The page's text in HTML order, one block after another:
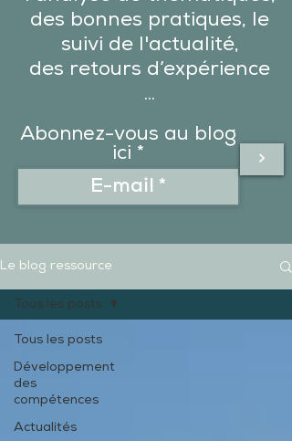
des bonnes pratiques, le
suivi de l'actualité,
des retours d’expérience
...
Abonnez-vous au blog
ici
>
Le blog ressource
Tous les posts
Développement
des
compétences
Actualités
Tous les posts